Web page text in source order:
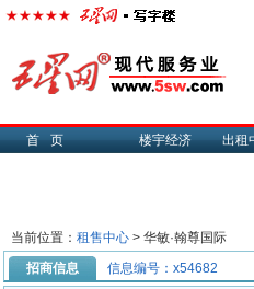
首页 楼宇经济 出租
当前位置： 租售中心 > 华敏·翰尊国际
招商信息
信息编号：x54682